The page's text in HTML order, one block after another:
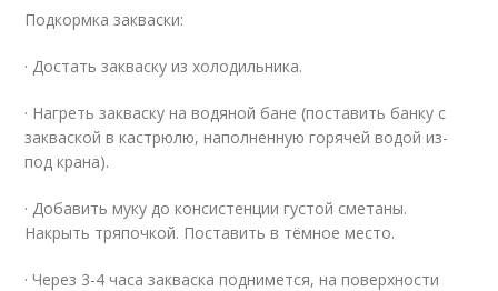
Подкормка закваски:
· Достать закваску из холодильника.
· Нагреть закваску на водяной бане (поставить банку с
закваской в кастрюлю, наполненную горячей водой из-
под крана).
· Добавить муку до консистенции густой сметаны.
Накрыть тряпочкой. Поставить в тёмное место.
· Через 3-4 часа закваска поднимется, на поверхности